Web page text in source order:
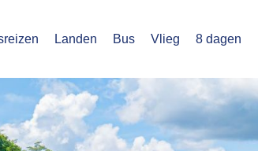
Landen Bus Vlieg 8 dagen